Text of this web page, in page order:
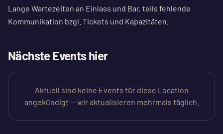
Lange Wartezeiten an Einlass und Bar, teils fehlende
Kommunikation bzgl. Tickets und Kapazitäten.
Nächste Events hier
Aktuell sind keine Events für diese Location
angekündigt — wir aktualisieren mehrmals täglich.